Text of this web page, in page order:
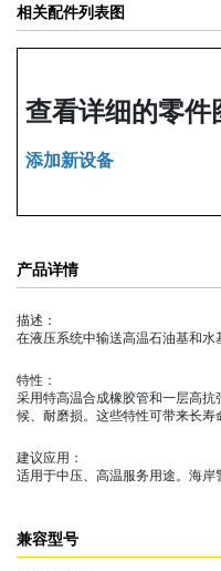
相关配件列表图
查看详细的零件
添加新设备
产品详情
描述：
在液压系统中输送高温石油基和水
特性：
采用特高温合成橡胶管和一层高
候、耐磨损。这些特性可带来长寿
建议应用：
适用于中压、高温服务用途。海岸
兼容型号